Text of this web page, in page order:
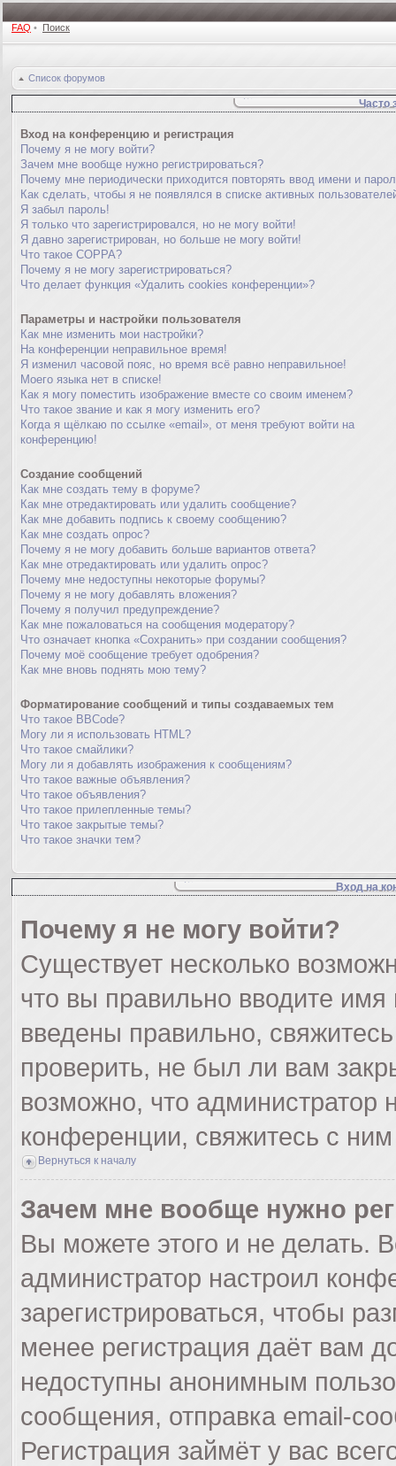
FAQ • Поиск
Список форумов
Часто
Вход на конференцию и регистрация
Почему я не могу войти?
Зачем мне вообще нужно регистрироваться?
Почему мне периодически приходится повторять ввод имени и
Как сделать, чтобы я не появлялся в списке активных
Я забыл пароль!
Я только что зарегистрировался, но не могу войти!
Я давно зарегистрирован, но больше не могу войти!
Что такое COPPA?
Почему я не могу зарегистрироваться?
Что делает функция «Удалить cookies конференции»?
Параметры и настройки пользователя
Как мне изменить мои настройки?
На конференции неправильное время!
Я изменил часовой пояс, но время всё равно неправильное!
Моего языка нет в списке!
Как я могу поместить изображение вместе со своим именем?
Что такое звание и как я могу изменить его?
Когда я щёлкаю по ссылке «email», от меня требуют войти на
конференцию!
Создание сообщений
Как мне создать тему в форуме?
Как мне отредактировать или удалить сообщение?
Как мне добавить подпись к своему сообщению?
Как мне создать опрос?
Почему я не могу добавить больше вариантов ответа?
Как мне отредактировать или удалить опрос?
Почему мне недоступны некоторые форумы?
Почему я не могу добавлять вложения?
Почему я получил предупреждение?
Как мне пожаловаться на сообщения модератору?
Что означает кнопка «Сохранить» при создании сообщения?
Почему моё сообщение требует одобрения?
Как мне вновь поднять мою тему?
Форматирование сообщений и типы создаваемых тем
Что такое BBCode?
Могу ли я использовать HTML?
Что такое смайлики?
Могу ли я добавлять изображения к сообщениям?
Что такое важные объявления?
Что такое объявления?
Что такое прилепленные темы?
Что такое закрытые темы?
Что такое значки тем?
Вход на
Почему я не могу войти?
Существует несколько
что вы правильно вводите
введены правильно,
проверить, не был ли вам
возможно, что администратор
конференции, свяжитесь с
Вернуться к началу
Зачем мне вообще нужно
Вы можете этого и не делать.
администратор настроил
зарегистрироваться, чтобы
менее регистрация даёт вам
недоступны анонимным
сообщения, отправка email-
Регистрация займёт у вас